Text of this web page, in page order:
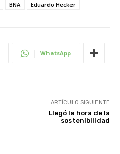
BNA Eduardo Hecker
WhatsApp
ARTÍCULO SIGUIENTE
Llegó la hora de la
sostenibilidad